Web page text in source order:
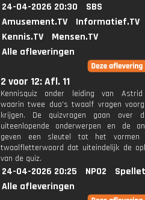
24-04-2026 20:30
SBS
Amusement.TV
Informatief.TV
Kennis.TV
Mensen.TV
Alle afleveringen
2 voor 12: Afl. 11
Kennisquiz onder leiding van
waarin twee duo's twaalf vragen
krijgen. De quizvragen gaan over
uiteenlopende onderwerpen en de
geven een sleutel tot het vormen
twaalfletterwoord dat uiteindelijk de
van de quiz.
24-04-2026 20:25 NPO2
Alle afleveringen